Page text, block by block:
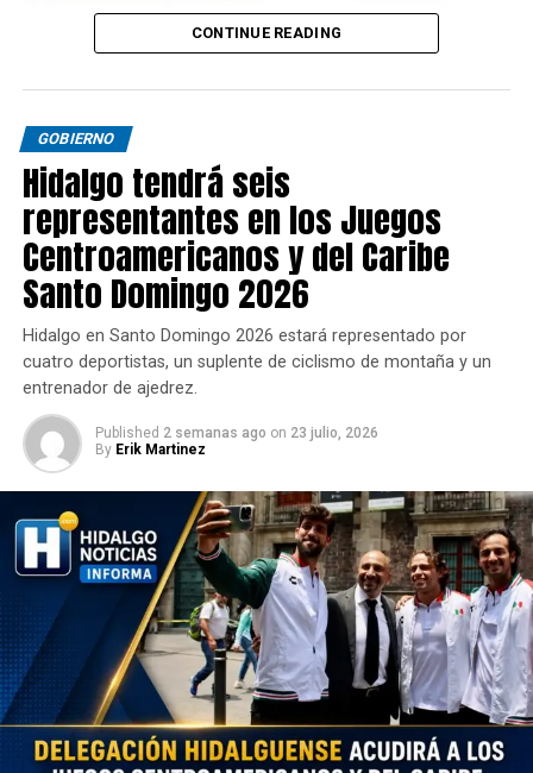
CONTINUE READING
GOBIERNO
Hidalgo tendrá seis
representantes en los Juegos
Centroamericanos y del Caribe
Santo Domingo 2026
Hidalgo en Santo Domingo 2026 estará representado por
cuatro deportistas, un suplente de ciclismo de montaña y un
entrenador de ajedrez.
Published 2 semanas ago on 23 julio, 2026
By Erik Martinez